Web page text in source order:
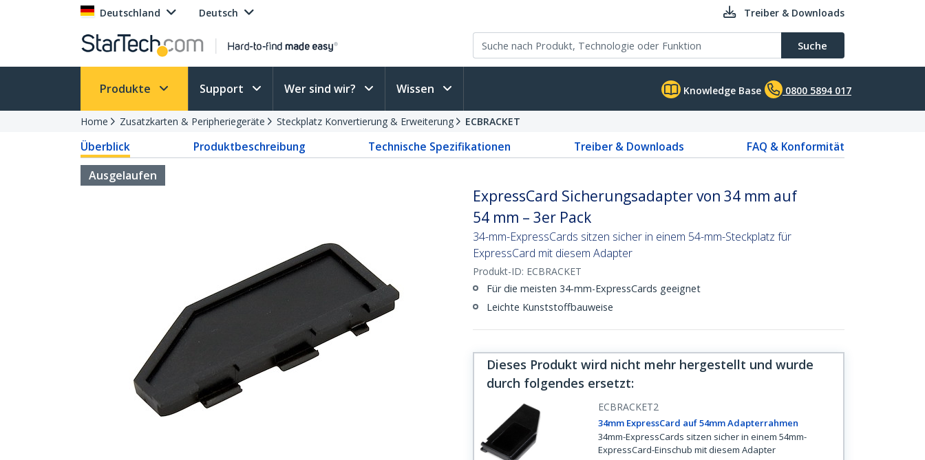
Deutschland Deutsch Treiber & Downloads
Suche
Produkte Support Wer sind wir? Wissen Knowledge Base 0800 5894 017
Home Zusatzkarten & Peripheriegeräte Steckplatz Konvertierung & Erweiterung ECBRACKET
Überblick Produktbeschreibung Technische Spezifikationen Treiber & Downloads
FAQ & Konformität
Ausgelaufen
ExpressCard Sicherungsadapter von 34 mm auf
54 mm – 3er Pack
34-mm-ExpressCards sitzen sicher in einem 54-mm-Steckplatz für
ExpressCard mit diesem Adapter
Produkt-ID: ECBRACKET
Für die meisten 34-mm-ExpressCards geeignet
Leichte Kunststoffbauweise
Dieses Produkt wird nicht mehr hergestellt und wurde
durch folgendes ersetzt:
ECBRACKET2
34mm ExpressCard auf 54mm Adapterrahmen
34mm-ExpressCards sitzen sicher in einem 54mm-
ExpressCard-Einschub mit diesem Adapter